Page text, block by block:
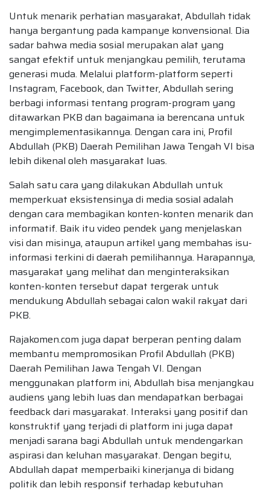
Untuk menarik perhatian masyarakat, Abdullah tidak
hanya bergantung pada kampanye konvensional. Dia
sadar bahwa media sosial merupakan alat yang
sangat efektif untuk menjangkau pemilih, terutama
generasi muda. Melalui platform-platform seperti
Instagram, Facebook, dan Twitter, Abdullah sering
berbagi informasi tentang program-program yang
ditawarkan PKB dan bagaimana ia berencana untuk
mengimplementasikannya. Dengan cara ini, Profil
Abdullah (PKB) Daerah Pemilihan Jawa Tengah VI bisa
lebih dikenal oleh masyarakat luas.
Salah satu cara yang dilakukan Abdullah untuk
memperkuat eksistensinya di media sosial adalah
dengan cara membagikan konten-konten menarik dan
informatif. Baik itu video pendek yang menjelaskan
visi dan misinya, ataupun artikel yang membahas isu-
informasi terkini di daerah pemilihannya. Harapannya,
masyarakat yang melihat dan menginteraksikan
konten-konten tersebut dapat tergerak untuk
mendukung Abdullah sebagai calon wakil rakyat dari
PKB.
Rajakomen.com juga dapat berperan penting dalam
membantu mempromosikan Profil Abdullah (PKB)
Daerah Pemilihan Jawa Tengah VI. Dengan
menggunakan platform ini, Abdullah bisa menjangkau
audiens yang lebih luas dan mendapatkan berbagai
feedback dari masyarakat. Interaksi yang positif dan
konstruktif yang terjadi di platform ini juga dapat
menjadi sarana bagi Abdullah untuk mendengarkan
aspirasi dan keluhan masyarakat. Dengan begitu,
Abdullah dapat memperbaiki kinerjanya di bidang
politik dan lebih responsif terhadap kebutuhan